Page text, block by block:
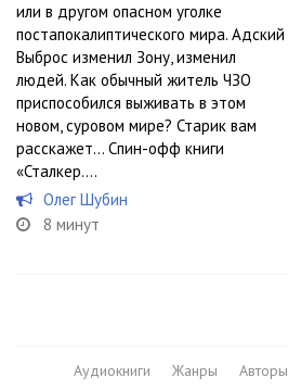
или в другом опасном уголке
постапокалиптического мира. Адский
Выброс изменил Зону, изменил
людей. Как обычный житель ЧЗО
приспособился выживать в этом
новом, суровом мире? Старик вам
расскажет… Спин-офф книги
«Сталкер....
Олег Шубин
8 минут
Аудиокниги Жанры Авторы